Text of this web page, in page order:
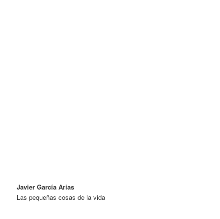
Javier García Arias
Las pequeñas cosas de la vida